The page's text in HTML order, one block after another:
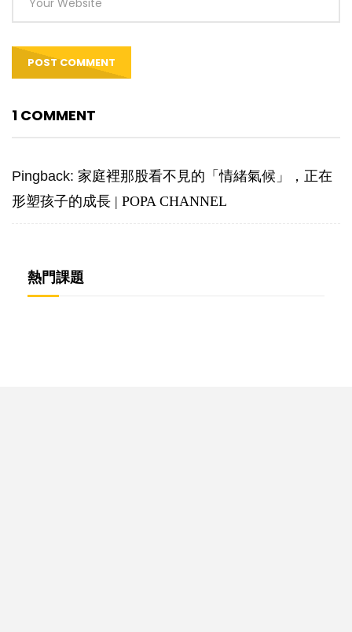
1 COMMENT
Pingback: 家庭裡那股看不見的「情緒氣候」，正在
形塑孩子的成長 | POPA CHANNEL
熱門課題